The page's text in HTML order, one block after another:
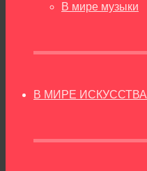
В мире музыки
В МИРЕ ИСКУССТВА